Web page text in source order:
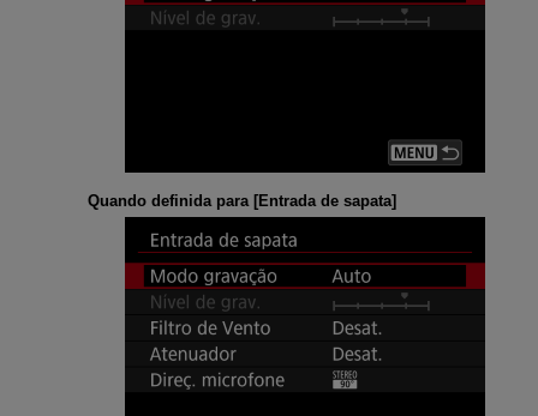
Quando definida para [Entrada de sapata]